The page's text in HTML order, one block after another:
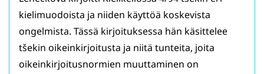
kielimuodoista ja niiden käyttöä koskevista
ongelmista. Tässä kirjoituksessa hän käsittelee
tšekin oikeinkirjoitusta ja niitä tunteita, joita
oikeinkirjoitusnormien muuttaminen on